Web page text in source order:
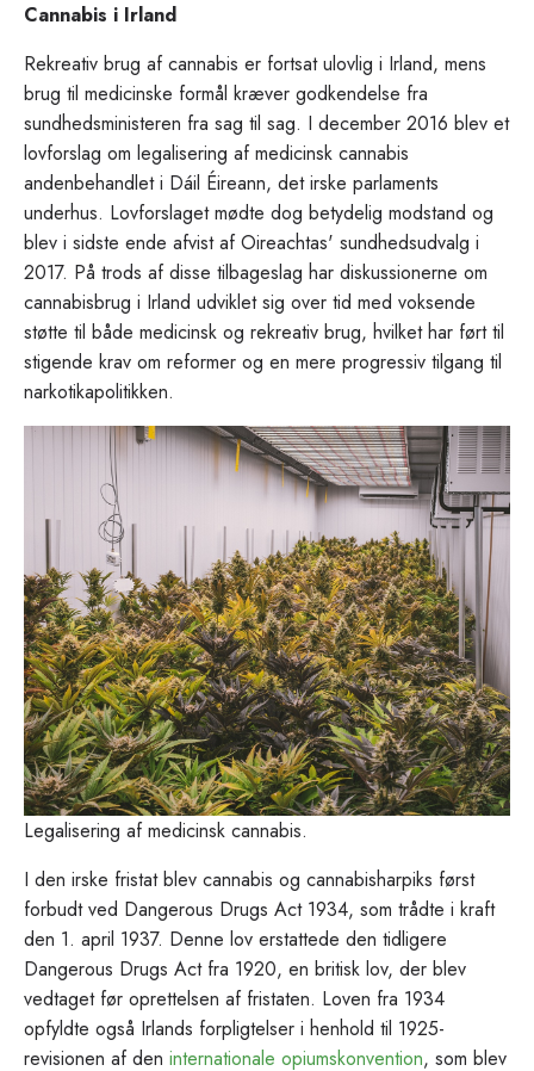
Cannabis i Irland
Rekreativ brug af cannabis er fortsat ulovlig i Irland, mens
brug til medicinske formål kræver godkendelse fra
sundhedsministeren fra sag til sag. I december 2016 blev et
lovforslag om legalisering af medicinsk cannabis
andenbehandlet i Dáil Éireann, det irske parlaments
underhus. Lovforslaget mødte dog betydelig modstand og
blev i sidste ende afvist af Oireachtas' sundhedsudvalg i
2017. På trods af disse tilbageslag har diskussionerne om
cannabisbrug i Irland udviklet sig over tid med voksende
støtte til både medicinsk og rekreativ brug, hvilket har ført til
stigende krav om reformer og en mere progressiv tilgang til
narkotikapolitikken.
Legalisering af medicinsk cannabis.
I den irske fristat blev cannabis og cannabisharpiks først
forbudt ved Dangerous Drugs Act 1934, som trådte i kraft
den 1. april 1937. Denne lov erstattede den tidligere
Dangerous Drugs Act fra 1920, en britisk lov, der blev
vedtaget før oprettelsen af fristaten. Loven fra 1934
opfyldte også Irlands forpligtelser i henhold til 1925-
revisionen af den internationale opiumskonvention, som blev